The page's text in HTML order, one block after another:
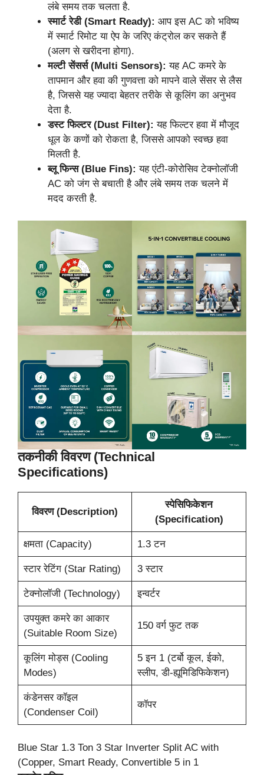
लंबे समय तक चलता है.
स्मार्ट रेडी (Smart Ready): आप इस AC को भविष्य
में स्मार्ट रिमोट या ऐप के जरिए कंट्रोल कर सकते हैं
(अलग से खरीदना होगा).
मल्टी सेंसर्स (Multi Sensors): यह AC कमरे के
तापमान और हवा की गुणवत्ता को मापने वाले सेंसर से लैस
है, जिससे यह ज्यादा बेहतर तरीके से कूलिंग का अनुभव
देता है.
डस्ट फिल्टर (Dust Filter): यह फिल्टर हवा में मौजूद
धूल के कणों को रोकता है, जिससे आपको स्वच्छ हवा
मिलती है.
ब्लू फिन्स (Blue Fins): यह एंटी-कोरोसिव टेक्नोलॉजी
AC को जंग से बचाती है और लंबे समय तक चलने में
मदद करती है.
तकनीकी विवरण (Technical
Specifications)
विवरण (Description)
स्पेसिफिकेशन
(Specification)
क्षमता (Capacity) 1.3 टन
स्टार रेटिंग (Star Rating) 3 स्टार
टेक्नोलॉजी (Technology) इन्वर्टर
उपयुक्त कमरे का आकार
(Suitable Room Size)
150 वर्ग फुट तक
कूलिंग मोड्स (Cooling
Modes)
5 इन 1 (टर्बो कूल, ईको,
स्लीप, डी-ह्यूमिडिफिकेशन)
कंडेनसर कॉइल
(Condenser Coil)
कॉपर
Blue Star 1.3 Ton 3 Star Inverter Split AC with
(Copper, Smart Ready, Convertible 5 in 1